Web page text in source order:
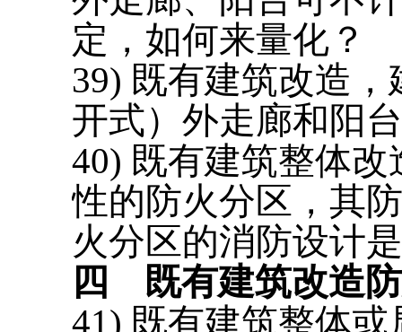
定，如何来量化？
39) 既有建筑改造
开式）外走廊和阳
40) 既有建筑整体
性的防火分区，其
火分区的消防设计
四
既有建筑改造
41) 既有建筑整体